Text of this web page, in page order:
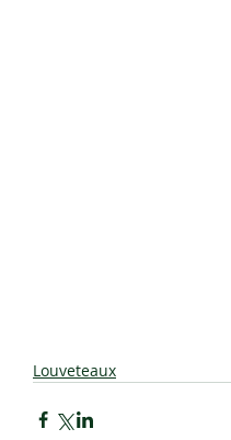
Louveteaux